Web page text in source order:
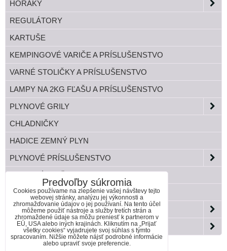
HORÁKY
REGULÁTORY
KARTUŠE
KEMPINGOVÉ VARIČE A PRÍSLUŠENSTVO
VARNÉ STOLIČKY A PRÍSLUŠENSTVO
LAMPY NA 2KG FĽAŠU A PRÍSLUŠENSTVO
PLYNOVÉ GRILY
CHLADNIČKY
HADICE ZEMNÝ PLYN
PLYNOVÉ PRÍSLUŠENSTVO
BANDASKY
ZÁHRADA
PAELLA HORÁKY DO KOTLINY
Predvoľby súkromia
Cookies používame na zlepšenie vašej návštevy tejto
webovej stránky, analýzu jej výkonnosti a
zhromažďovanie údajov o jej používaní. Na tento účel
môžeme použiť nástroje a služby tretích strán a
zhromaždené údaje sa môžu preniesť k partnerom v
EÚ, USA alebo iných krajinách. Kliknutím na „Prijať
všetky cookies“ vyjadrujete svoj súhlas s týmto
spracovaním. Nižšie môžete nájsť podrobné informácie
alebo upraviť svoje preferencie.